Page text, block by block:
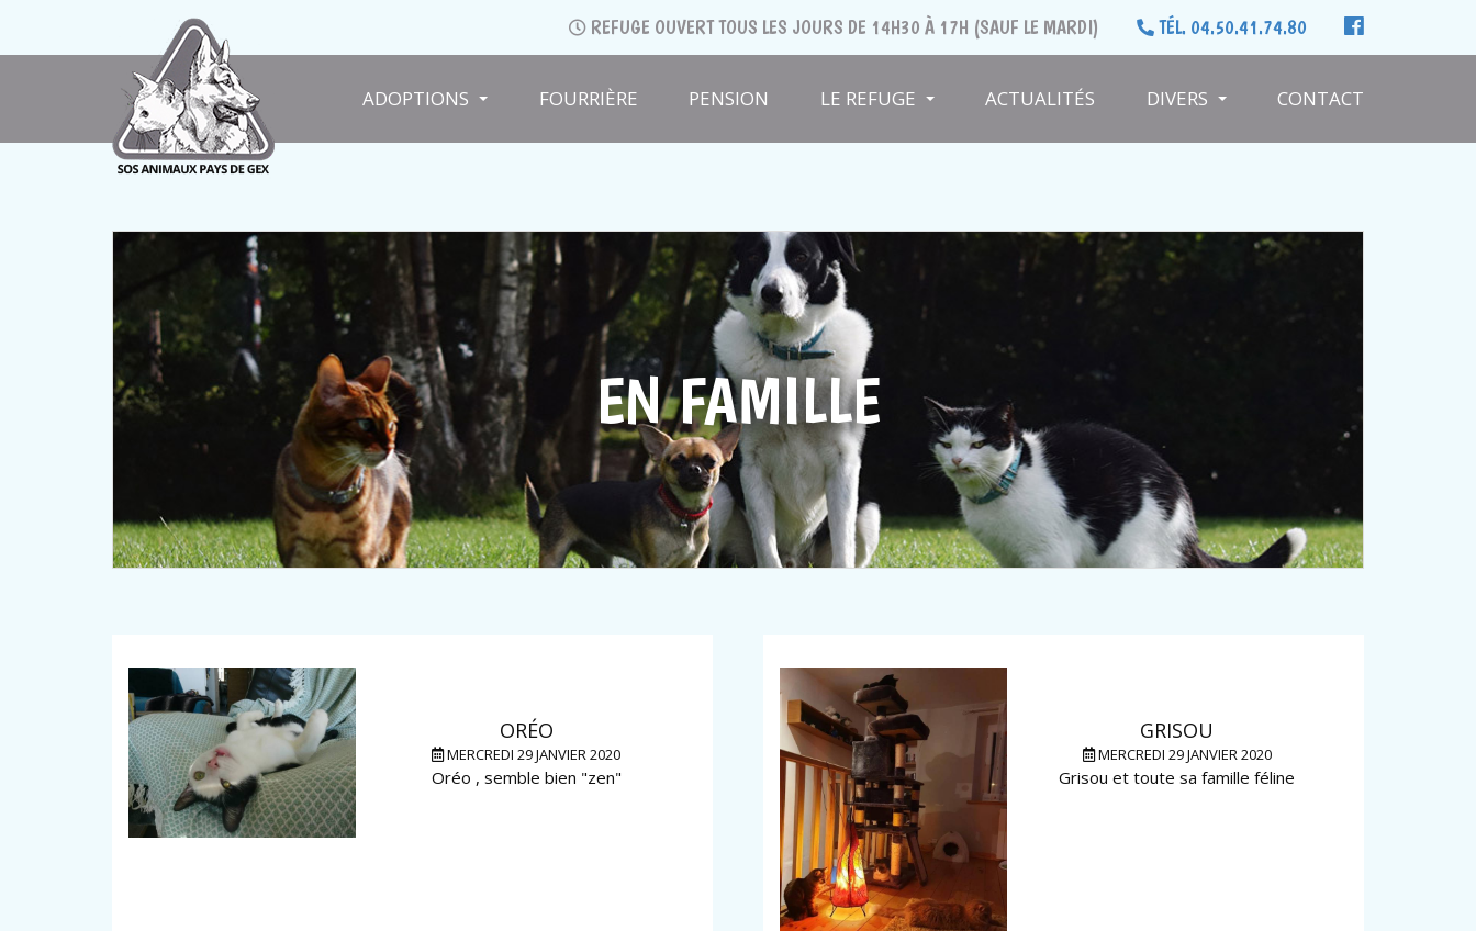
REFUGE OUVERT TOUS LES JOURS DE 14H30 À 17H (SAUF LE MARDI) TÉL. 04.50.41.74.80
ADOPTIONS FOURRIÈRE PENSION LE REFUGE ACTUALITÉS DIVERS CONTACT
EN FAMILLE
ORÉO
MERCREDI 29 JANVIER 2020
Oréo , semble bien "zen"
GRISOU
MERCREDI 29 JANVIER 2020
Grisou et toute sa famille féline